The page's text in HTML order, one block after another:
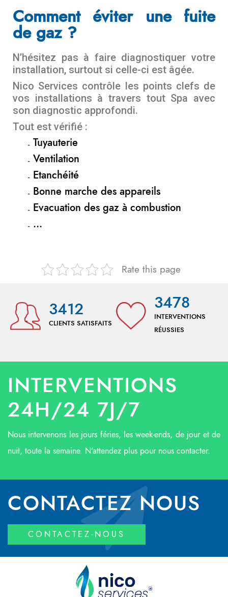
Comment éviter une fuite
de gaz ?
N’hésitez pas à faire diagnostiquer votre
installation, surtout si celle-ci est âgée.
Nico Services contrôle les points clefs de
vos installations à travers tout Spa avec
son diagnostic approfondi.
Tout est vérifié :
Tuyauterie
Ventilation
Etanchéité
Bonne marche des appareils
Evacuation des gaz à combustion
…
Rate this page
3412
CLIENTS SATISFAITS
3478
INTERVENTIONS
RÉUSSIES
INTERVENTIONS
24H/24 7J/7
Nous intervenons les jours féries, les week-ends, de jour et de
nuit, toute la semaine. N'attendez plus pour nous contacter.
CONTACTEZ NOUS
CONTACTEZ-NOUS